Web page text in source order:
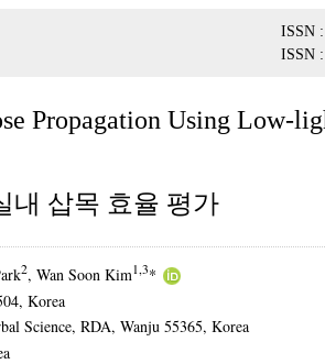
ISSN
ISSN
Propagation Using Low-
내 삽목 효율 평가
2, Wan Soon Kim1,3*
Korea
Science, RDA, Wanju 55365, Korea